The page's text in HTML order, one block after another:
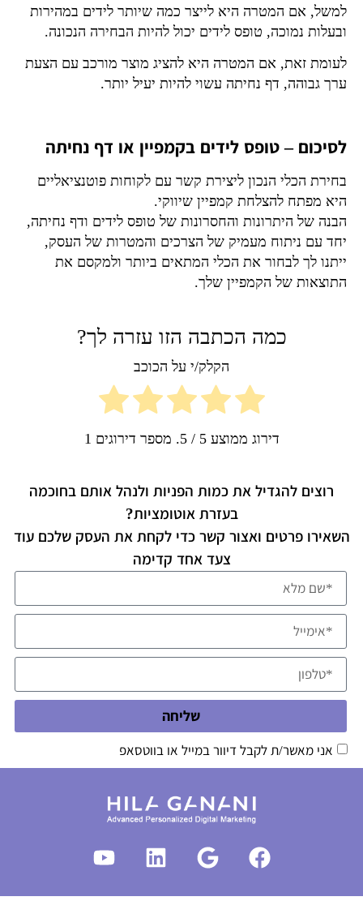
למשל, אם המטרה היא לייצר כמה שיותר לידים במהירות
ובעלות נמוכה, טופס לידים יכול להיות הבחירה הנכונה.
לעומת זאת, אם המטרה היא להציג מוצר מורכב עם הצעת
ערך גבוהה, דף נחיתה עשוי להיות יעיל יותר.
לסיכום – טופס לידים בקמפיין או דף נחיתה
בחירת הכלי הנכון ליצירת קשר עם לקוחות פוטנציאליים
היא מפתח להצלחת קמפיין שיווקי.
הבנה של היתרונות והחסרונות של טופס לידים ודף נחיתה,
יחד עם ניתוח מעמיק של הצרכים והמטרות של העסק,
ייתנו לך לבחור את הכלי המתאים ביותר ולמקסם את
התוצאות של הקמפיין שלך.
כמה הכתבה הזו עזרה לך?
הקלק/י על הכוכב
דירוג ממוצע5 / 5. מספר דירוגים 1
רוצים להגדיל את כמות הפניות ולנהל אותם בחוכמה
בעזרת אוטומציות?
השאירו פרטים ואצור קשר כדי לקחת את העסק שלכם עוד
צעד אחד קדימה
אני מאשר/ת לקבל דיוור במייל או בווטסאפ
שליחה